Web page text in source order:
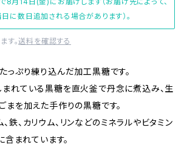
に数日追加される場合があります）。
す。送料を確認する
っぷり練り込んだ加工黒糖です。
れている黒糖を直火釜で丹念に煮込み、生
まを加えた手作りの黒糖です。
鉄、カリウム、リンなどのミネラルやビタミン
まれています。